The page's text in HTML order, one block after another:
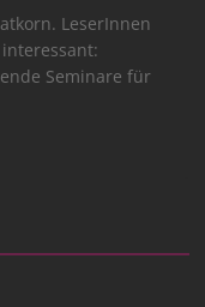
LeserInnen
Seminare für